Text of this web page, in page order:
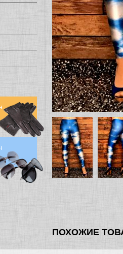
ПОХОЖИЕ